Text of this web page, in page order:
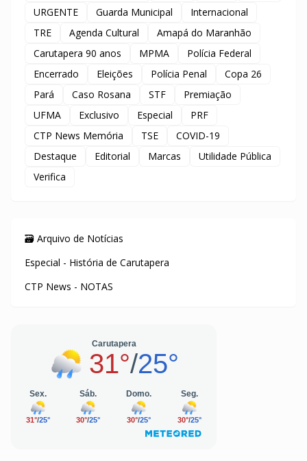
URGENTE
Guarda Municipal
Internacional
TRE
Agenda Cultural
Amapá do Maranhão
Carutapera 90 anos
MPMA
Polícia Federal
Encerrado
Eleições Polícia Penal
Copa 26
Pará
Caso Rosana STF
Premiação
UFMA
Exclusivo Especial
PRF
CTP News Memória
TSE
COVID-19
Destaque
Editorial Marcas
Utilidade Pública
Verifica
🗃️ Arquivo de Notícias
Especial - História de Carutapera
CTP News - NOTAS